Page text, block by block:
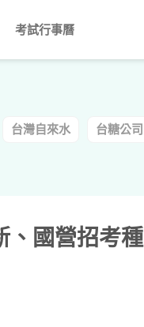
台灣自來水 台糖公司
、國營招考種
考試行事曆